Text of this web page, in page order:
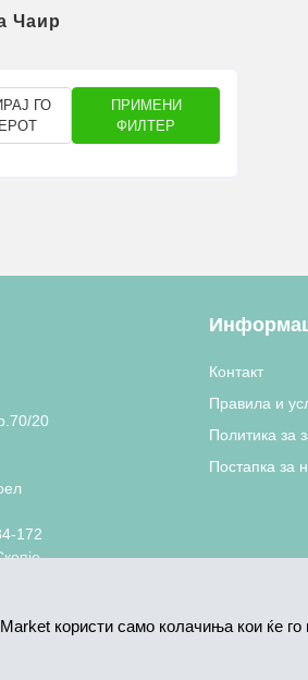
Чаир
ПРИМЕНИ
ФИЛТЕР
ГО
20
172
Контакт
Правила и
Политика за
Постапка за
користи само колачиња кои ќе